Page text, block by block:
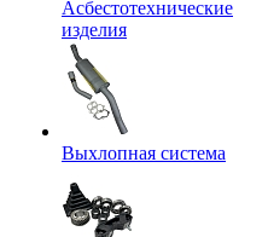
Асбестотехнические
изделия
Выхлопная система